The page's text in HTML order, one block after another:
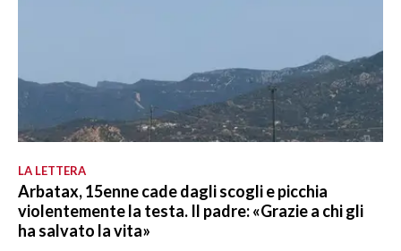
LA LETTERA
Arbatax, 15enne cade dagli scogli e picchia
violentemente la testa. Il padre: «Grazie a chi gli
ha salvato la vita»